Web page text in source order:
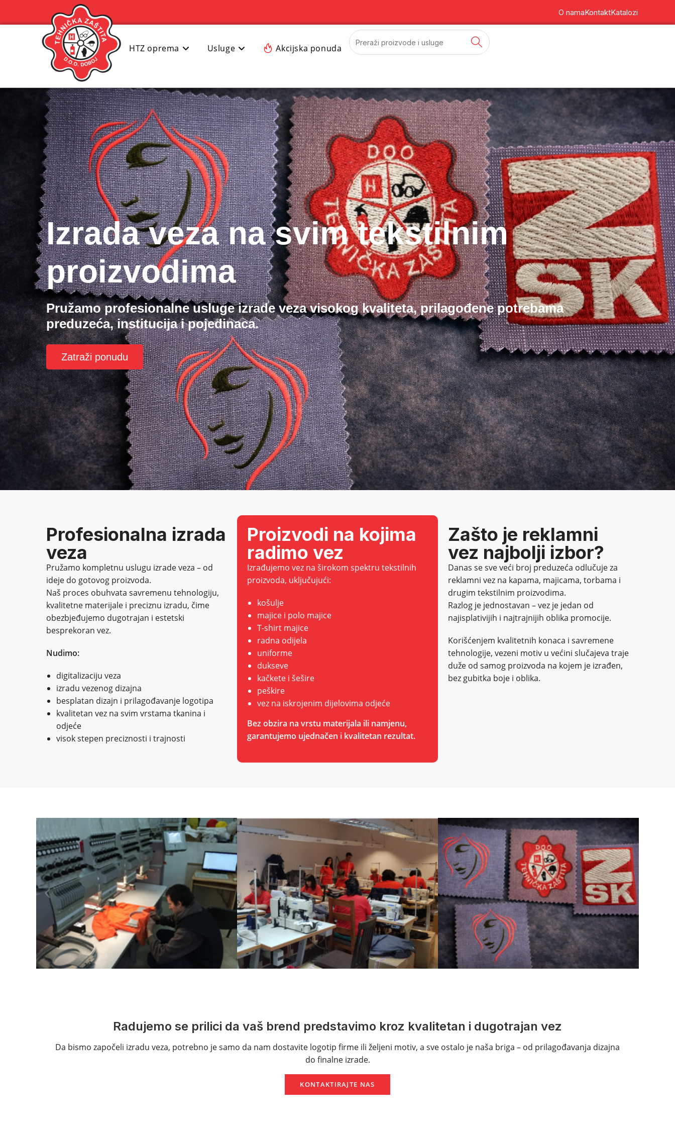
O namaKontaktKatalozi
HTZ oprema Usluge Akcijska ponuda
Izrada veza na svim tekstilnim
proizvodima
Pružamo profesionalne usluge izrade veza visokog kvaliteta, prilagođene potrebama
preduzeća, institucija i pojedinaca.
Zatraži ponudu
Profesionalna izrada
veza
Pružamo kompletnu uslugu izrade veza – od
ideje do gotovog proizvoda.
Naš proces obuhvata savremenu tehnologiju,
kvalitetne materijale i preciznu izradu, čime
obezbjeđujemo dugotrajan i estetski
besprekoran vez.
Nudimo:
digitalizaciju veza
izradu vezenog dizajna
besplatan dizajn i prilagođavanje logotipa
kvalitetan vez na svim vrstama tkanina i
odjeće
visok stepen preciznosti i trajnosti
Proizvodi na kojima
radimo vez
Izrađujemo vez na širokom spektru tekstilnih
proizvoda, uključujući:
košulje
majice i polo majice
T-shirt majice
radna odijela
uniforme
dukseve
kačkete i šešire
peškire
vez na iskrojenim dijelovima odjeće
Bez obzira na vrstu materijala ili namjenu,
garantujemo ujednačen i kvalitetan rezultat.
Zašto je reklamni
vez najbolji izbor?
Danas se sve veći broj preduzeća odlučuje za
reklamni vez na kapama, majicama, torbama i
drugim tekstilnim proizvodima.
Razlog je jednostavan – vez je jedan od
najisplativijih i najtrajnijih oblika promocije.
Korišćenjem kvalitetnih konaca i savremene
tehnologije, vezeni motiv u većini slučajeva traje
duže od samog proizvoda na kojem je izrađen,
bez gubitka boje i oblika.
Radujemo se prilici da vaš brend predstavimo kroz kvalitetan i dugotrajan vez
Da bismo započeli izradu veza, potrebno je samo da nam dostavite logotip firme ili željeni motiv, a sve ostalo je naša briga – od prilagođavanja dizajna
do finalne izrade.
KONTAKTIRAJTE NAS